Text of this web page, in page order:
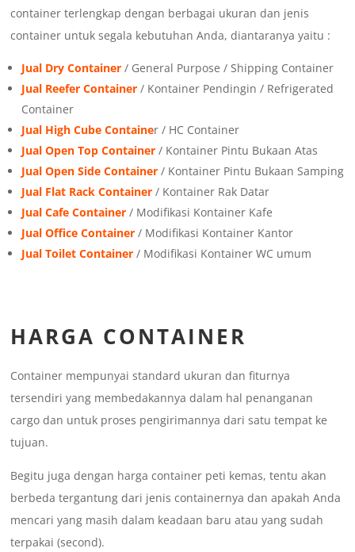
container terlengkap dengan berbagai ukuran dan jenis
container untuk segala kebutuhan Anda, diantaranya yaitu :
Jual Dry Container / General Purpose / Shipping Container
Jual Reefer Container / Kontainer Pendingin / Refrigerated
Container
Jual High Cube Container / HC Container
Jual Open Top Container / Kontainer Pintu Bukaan Atas
Jual Open Side Container / Kontainer Pintu Bukaan Samping
Jual Flat Rack Container / Kontainer Rak Datar
Jual Cafe Container / Modifikasi Kontainer Kafe
Jual Office Container / Modifikasi Kontainer Kantor
Jual Toilet Container / Modifikasi Kontainer WC umum
HARGA CONTAINER
Container mempunyai standard ukuran dan fiturnya
tersendiri yang membedakannya dalam hal penanganan
cargo dan untuk proses pengirimannya dari satu tempat ke
tujuan.
Begitu juga dengan harga container peti kemas, tentu akan
berbeda tergantung dari jenis containernya dan apakah Anda
mencari yang masih dalam keadaan baru atau yang sudah
terpakai (second).